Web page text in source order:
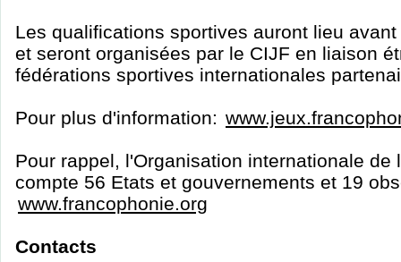
Les qualifications sportives auront lieu
et seront organisées par le CIJF en liaison
fédérations sportives internationales
Pour plus d'information:
Pour rappel, l'Organisation internationale de
compte 56 Etats et gouvernements et 19
www.francophonie.org
Contacts